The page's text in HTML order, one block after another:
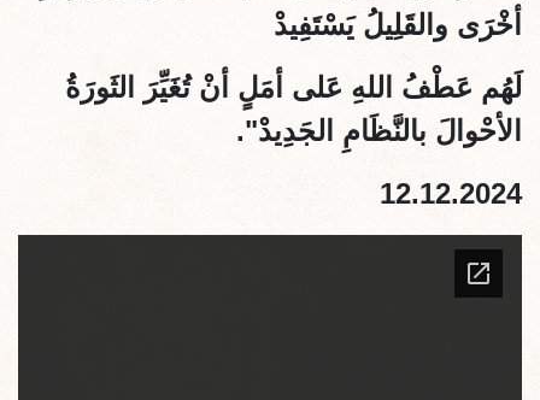
أخْرَى والقَلِيلُ يَسْتَفِيدْ
لَهُم عَطْفُ اللهِ عَلى أمَلٍ أنْ تُغَيِّرَ الثَورَةُ
الأحْوالَ بالنَّظَامِ الجَدِيدْ".
12.12.2024